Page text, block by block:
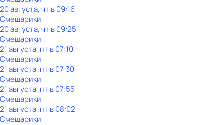
20 августа, чт в 09:16
Смешарики
20 августа, чт в 09:25
Смешарики
21 августа, пт в 07:10
Смешарики
21 августа, пт в 07:30
Смешарики
21 августа, пт в 07:55
Смешарики
21 августа, пт в 08:02
Смешарики